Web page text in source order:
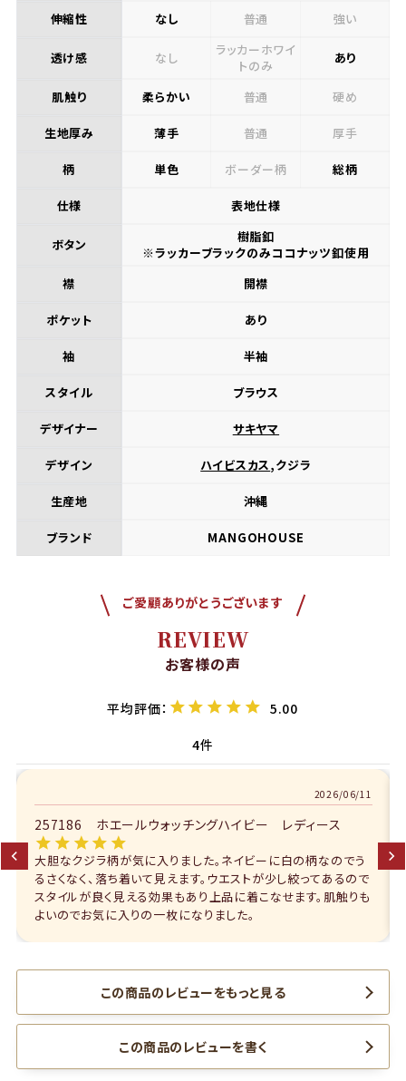
伸縮性
なし 普通 強い
透け感 なし
ラッカーホワイ
トのみ
あり
肌触り 柔らかい 普通 硬め
生地厚み 薄手 普通 厚手
柄 単色 ボーダー柄 総柄
仕様 表地仕様
ボタン
樹脂釦
※ラッカーブラックのみココナッツ釦使用
襟
開襟
ポケット あり
袖 半袖
スタイル ブラウス
デザイナー サキヤマ
デザイン ハイビスカス,クジラ
生産地 沖縄
ブランド MANGOHOUSE
ご愛顧ありがとうございます
REVIEW
お客様の声
5.00
4
う
2026/05/29
257186 ホエールウォッチングハイビー レディース
サラサラしておりこれからの暑くてジメジメする季節にぴったり
です！ ラッカーブラックはクジラがさりげなく見える配色なので
着やすいです！ 胸ポケットのブランドのタグが赤でかなり目立っ
てしまうので生地と同系色のものだと嬉しいです！
この商品のレビューをもっと見る
この商品のレビューを書く